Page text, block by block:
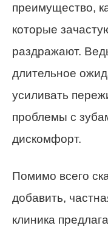
преимущество,
которые
раздражают.
длительное
усиливать
проблемы с
дискомфорт.
Помимо всего
добавить,
клиника